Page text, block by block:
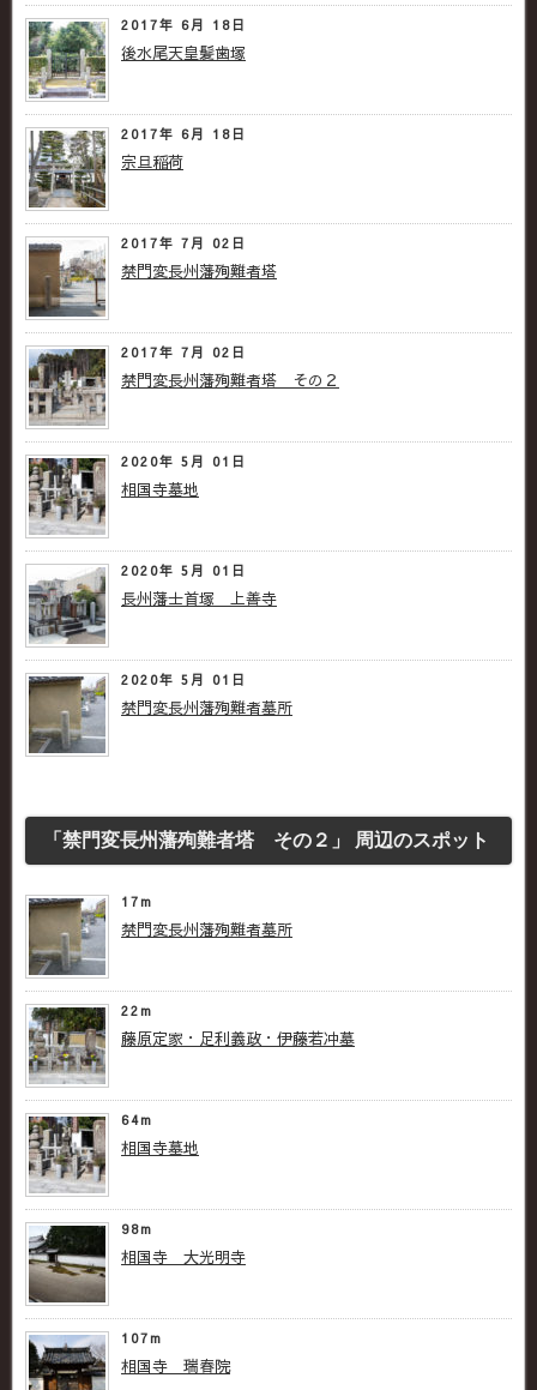
2017年 6月 18日
後水尾天皇髪歯塚
2017年 6月 18日
宗旦稲荷
2017年 7月 02日
禁門変長州藩殉難者塔
2017年 7月 02日
禁門変長州藩殉難者塔 その２
2020年 5月 01日
相国寺墓地
2020年 5月 01日
長州藩士首塚 上善寺
2020年 5月 01日
禁門変長州藩殉難者墓所
「禁門変長州藩殉難者塔 その２」 周辺のスポット
17m
禁門変長州藩殉難者墓所
22m
藤原定家・足利義政・伊藤若冲墓
64m
相国寺墓地
98m
相国寺 大光明寺
107m
相国寺 瑞春院